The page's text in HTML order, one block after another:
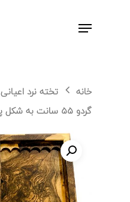
خانه تخته نرد اعیانی
گردو ۵۵ سانت به شکل پروانه